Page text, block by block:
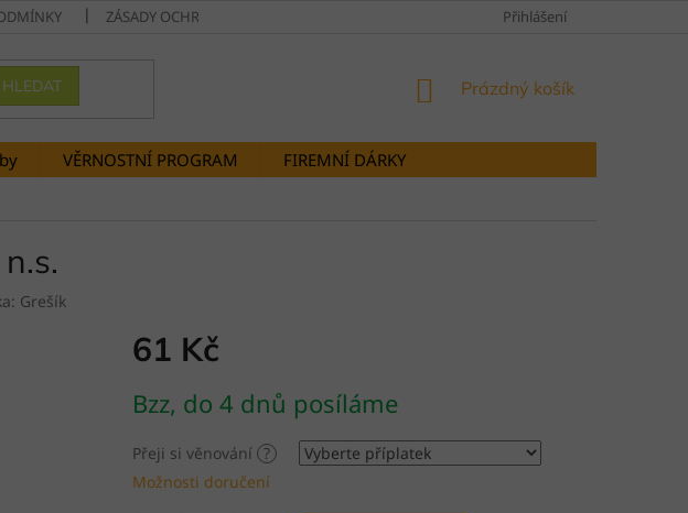
ZÁSADY OCHRANY OSOBNÍCH ÚDAJŮ DOPRAVY A PLATBYPřihlášení
HLEDAT
NÁKUPNÍ
Prázdný košík
VĚRNOSTNÍ PROGRAM FIREMNÍ DÁRKY
Grešík
61 Kč
cena:
Bzz, do 4 dnů posíláme
Přeji si věnování ?
Možnosti doručení